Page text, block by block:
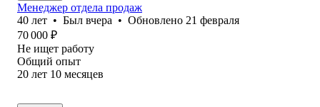
Менеджер отдела продаж
40 лет • Был вчера • Обновлено 21 февраля
70 000 ₽
Не ищет работу
Общий опыт
20 лет 10 месяцев